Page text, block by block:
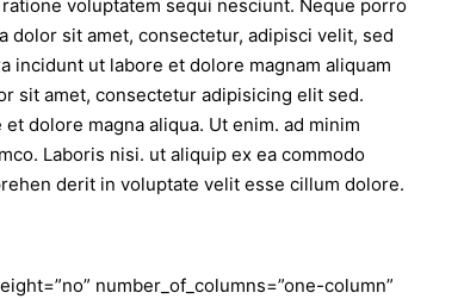
voluptatem sequi nesciunt. Neque porro
dolor sit amet, consectetur, adipisci velit, sed
incidunt ut labore et dolore magnam aliquam
sit amet, consectetur adipisicing elit sed.
dolore magna aliqua. Ut enim. ad minim
Laboris nisi. ut aliquip ex ea commodo
derit in voluptate velit esse cillum dolore.
number_of_columns=”one-column”